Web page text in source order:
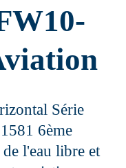
Série
6ème
l'eau libre et